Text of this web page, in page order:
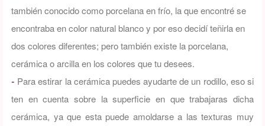
también conocido como porcelana en frío, la que encontré se
encontraba en color natural blanco y por eso decidí teñirla en
dos colores diferentes; pero también existe la porcelana,
cerámica o arcilla en los colores que tu desees.
- Para estirar la cerámica puedes ayudarte de un rodillo, eso si
ten en cuenta sobre la superficie en que trabajaras dicha
cerámica, ya que esta puede amoldarse a las texturas muy